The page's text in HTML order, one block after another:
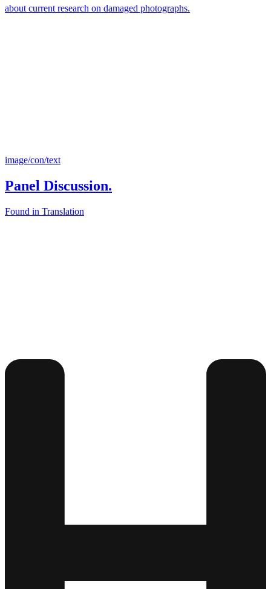
about current research on damaged photographs.
image/con/text
Panel Discussion.
Found in Translation